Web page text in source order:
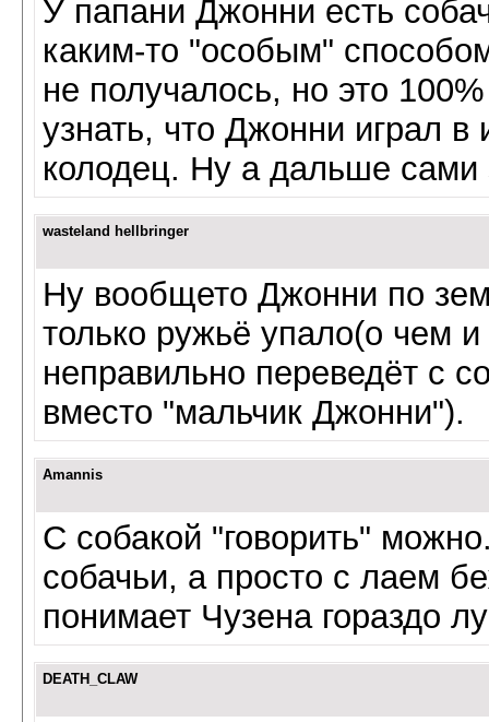
У папани Джонни есть
каким-то "особым"
не получалось, но это
узнать, что Джонни играл
колодец. Ну а дальше сами
wasteland hellbringer
Ну вообщето Джонни по
только ружьё упало(о чем
неправильно переведёт с
вместо "мальчик Джонни").
Amannis
С собакой "говорить"
собачьи, а просто с лаем
понимает Чузена гораздо
DEATH_CLAW